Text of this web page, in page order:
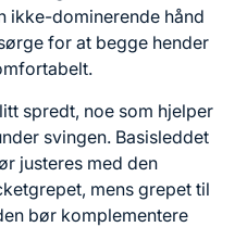
ikke-dominerende hånd
for at begge hender
spredt, noe som hjelper
svingen. Basisleddet
justeres med den
mens grepet til
bør komplementere